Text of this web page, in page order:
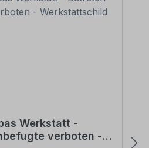
Werkstatt -
verboten -